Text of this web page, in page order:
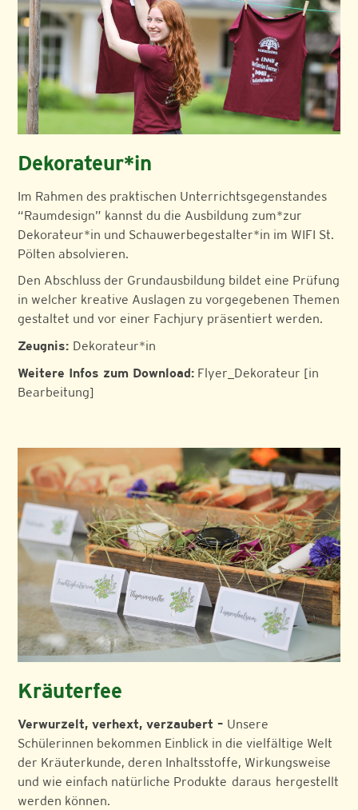
Dekorateur*in
Im Rahmen des praktischen Unterrichtsgegenstandes
“Raumdesign” kannst du die Ausbildung zum*zur
Dekorateur*in und Schauwerbegestalter*in im WIFI St.
Pölten absolvieren.
Den Abschluss der Grundausbildung bildet eine Prüfung
in welcher kreative Auslagen zu vorgegebenen Themen
gestaltet und vor einer Fachjury präsentiert werden.
Zeugnis: Dekorateur*in
Weitere Infos zum Download: Flyer_Dekorateur [in
Bearbeitung]
Kräuterfee
Verwurzelt, verhext, verzaubert – Unsere
Schülerinnen bekommen Einblick in die vielfältige Welt
der Kräuterkunde, deren Inhaltsstoffe, Wirkungsweise
und wie einfach natürliche Produkte daraus hergestellt
werden können.